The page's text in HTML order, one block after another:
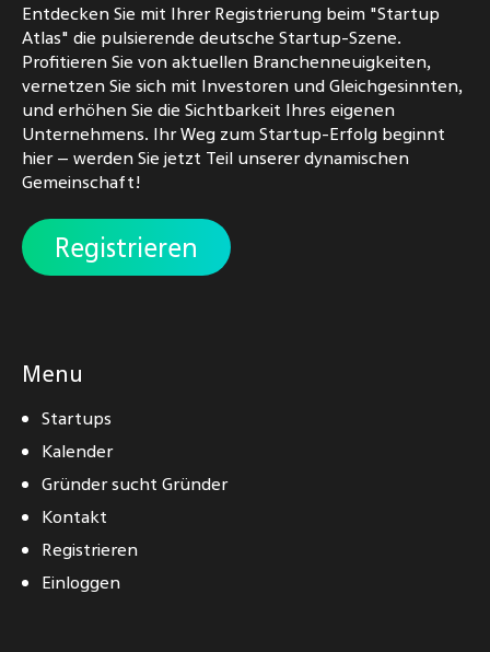
Entdecken Sie mit Ihrer Registrierung beim "Startup
Atlas" die pulsierende deutsche Startup-Szene.
Profitieren Sie von aktuellen Branchenneuigkeiten,
vernetzen Sie sich mit Investoren und Gleichgesinnten,
und erhöhen Sie die Sichtbarkeit Ihres eigenen
Unternehmens. Ihr Weg zum Startup-Erfolg beginnt
hier – werden Sie jetzt Teil unserer dynamischen
Gemeinschaft!
Registrieren
Menu
Startups
Kalender
Gründer sucht Gründer
Kontakt
Registrieren
Einloggen